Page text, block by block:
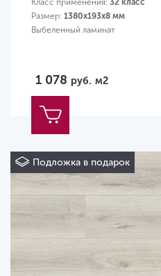
Класс применения: 32 класс
Размер: 1380х193х8 мм
Выбеленный ламинат
1 078 руб. м2
Подложка в подарок